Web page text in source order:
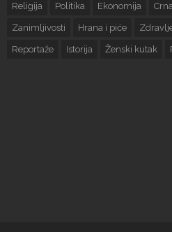
Religija Politika Ekonomija
Zanimljivosti Hrana i piće
Reportaže Istorija Ženski kutak